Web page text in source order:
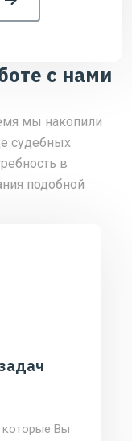
с нами
мы накопили
судебных
в
подобной
Вы